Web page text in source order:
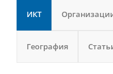
ИКТ
География